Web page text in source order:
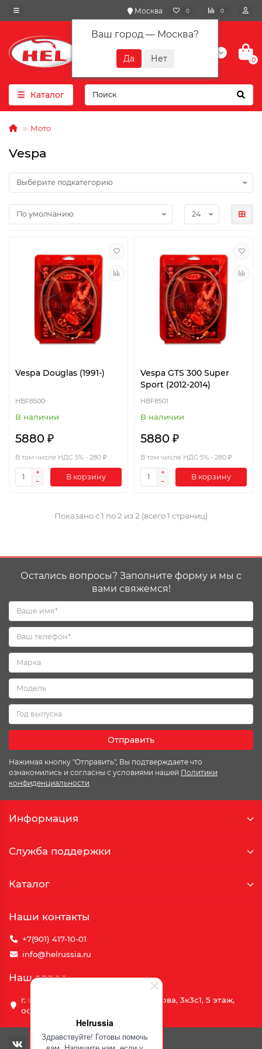
Helrussia
Здравствуйте! Готовы помочь
Москва
Ваш город — Москва?
0 0
+7(901) 417-10-01
0
Каталог
Мото
Vespa
Vespa Douglas (1991-)
HBF8500
В наличии
5880 ₽
В том числе НДС 5% - 280 ₽
В корзину
Vespa GTS 300 Super
Sport (2012-2014)
HBF8501
В наличии
5880 ₽
В том числе НДС 5% - 280 ₽
В корзину
Показано с 1 по 2 из 2 (всего 1 страниц)
Остались вопросы? Заполните форму и мы с
вами свяжемся!
Отправить
Нажимая кнопку "Отправить", Вы подтверждаете что
ознакомились и согласны с условиями нашей Политики
конфиденциальности
Информация
Служба поддержки
Каталог
Наши контакты
+7(901) 417-10-01
info@helrussia.ru
Наш адрес
г. Москва, улица Василия Петушкова, 3к3c1, 5 этаж,
офис 69